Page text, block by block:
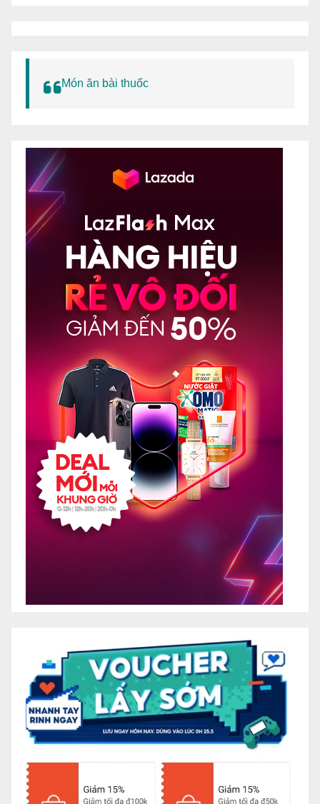
Món ăn bài thuốc